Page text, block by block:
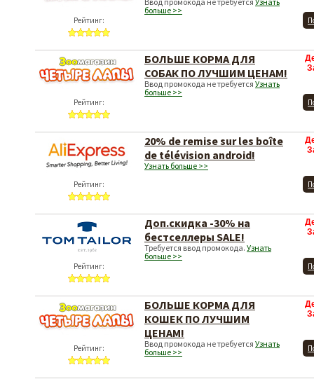
Рейтинг:
больше >>
Рейтинг:
БОЛЬШЕ КОРМА ДЛЯ
СОБАК ПО ЛУЧШИМ ЦЕНАМ!
Ввод промокода не требуется Узнать
больше >>
Рейтинг:
20% de remise sur les boîte
de télévision android!
Узнать больше >>
Рейтинг:
Доп.скидка -30% на
бестселлеры SALE!
Требуется ввод промокода. Узнать
больше >>
Рейтинг:
БОЛЬШЕ КОРМА ДЛЯ
КОШЕК ПО ЛУЧШИМ
ЦЕНАМ!
Ввод промокода не требуется Узнать
больше >>